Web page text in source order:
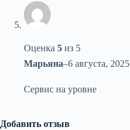
Оценка 5 из 5
Марьяна–6 августа, 2025
Сервис на уровне
Добавить отзыв